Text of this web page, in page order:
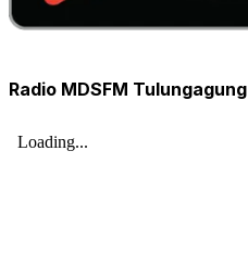
Radio MDSFM Tulungagung